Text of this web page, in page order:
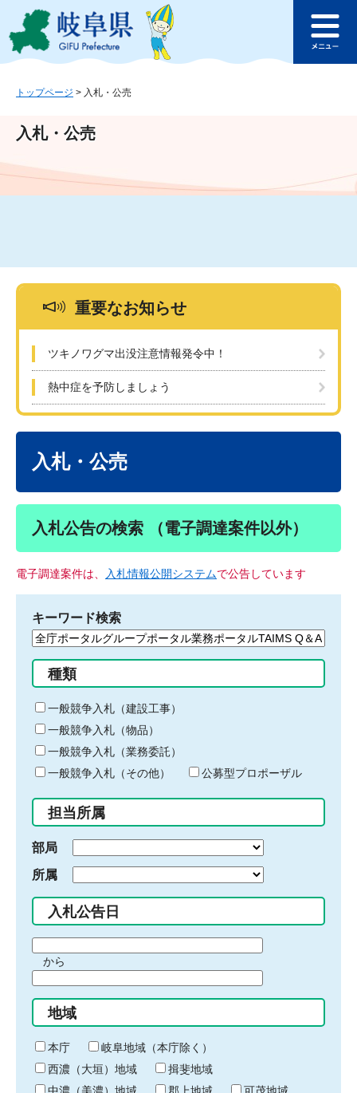
ジ
ュ
文
このページの本文へ
ュ
トップページ > 入札・公売
入札・公売
重要なお知らせ
ツキノワグマ出没注意情報発令中！
熱中症を予防しましょう
入札・公売
入札公告の検索 （電子調達案件以外）
電子調達案件は、 入札情報公開システムで公告しています
キーワード検索
検
る
キ
ー
ワ
ー
ド
入
力
種類
一般競争入札（建設工事）
一般競争入札（物品）
一般競争入札（業務委託）
一般競争入札（その他）
公募型プロポーザル
担当所属
部局
所属
入札公告日
間
始
り
から
間
終
わ
り
地域
本庁
岐阜地域（本庁除く）
西濃（大垣）地域
揖斐地域